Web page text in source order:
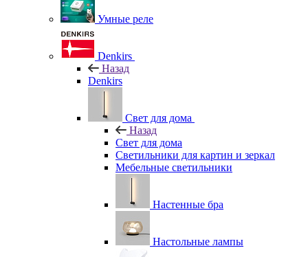
Умные реле
Denkirs
Назад
Denkirs
Свет для дома
Назад
Свет для дома
Светильники для картин и зеркал
Мебельные светильники
Настенные бра
Настольные лампы